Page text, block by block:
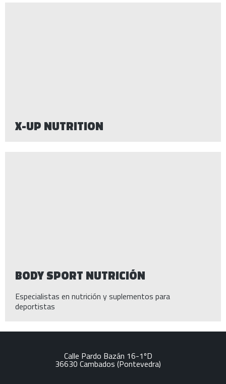
X-UP NUTRITION
BODY SPORT NUTRICIÓN
Especialistas en nutrición y suplementos para
deportistas
Calle Pardo Bazán 16-1ºD
36630 Cambados (Pontevedra)